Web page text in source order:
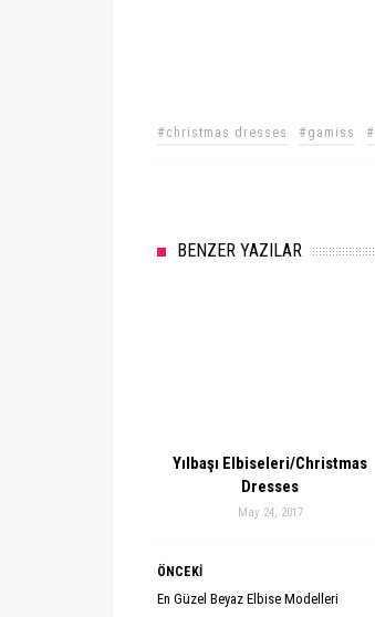
#christmas dresses #gamiss
BENZER YAZILAR
Yılbaşı Elbiseleri/Christmas
Dresses
May 24, 2017
ÖNCEKİ
En Güzel Beyaz Elbise Modelleri